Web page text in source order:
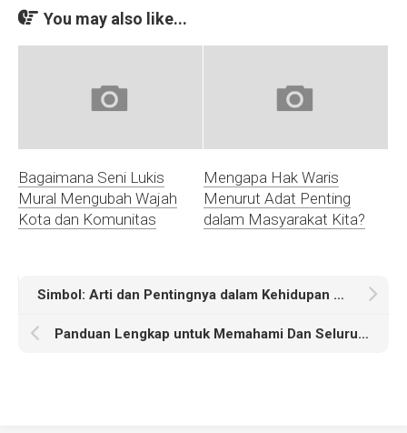
You may also like...
Bagaimana Seni Lukis
Mural Mengubah Wajah
Kota dan Komunitas
Mengapa Hak Waris
Menurut Adat Penting
dalam Masyarakat Kita?
Simbol: Arti dan Pentingnya dalam Kehidupan Sehari-hari
Panduan Lengkap untuk Memahami Dan Seluruh Nilai dalam Kehidupan Sehari-hari